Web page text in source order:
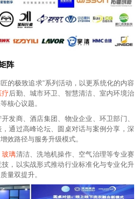
阵
的极致追求”系列活动，以更系统化的内容
疗后勤、城市环卫、智慧清洁、室内环境治
核心议题。
发商、酒店集团、物业企业、环卫部门、
通过高峰论坛、圆桌对话与案例分享，深
效路径与服务升级模式。
玻璃清洁、洗地机操作、空气治理等专业赛
，以实战形式推动行业标准化与专业化升
量双提升。